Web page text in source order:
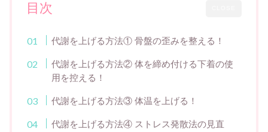
目次
代謝を上げる方法① 骨盤の歪みを整える！
代謝を上げる方法② 体を締め付ける下着の使
用を控える！
代謝を上げる方法③ 体温を上げる！
代謝を上げる方法④ ストレス発散法の見直